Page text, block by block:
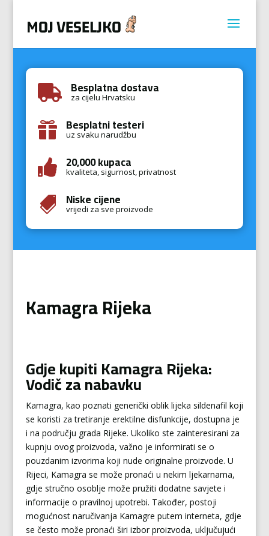
 Besplatna dostava
za cijelu Hrvatsku
 Besplatni testeri
uz svaku narudžbu
 20,000 kupaca
kvaliteta, sigurnost, privatnost
 Niske cijene
vrijedi za sve proizvode
Kamagra Rijeka
Gdje kupiti Kamagra Rijeka:
Vodič za nabavku
Kamagra, kao poznati generički oblik lijeka sildenafil koji
se koristi za tretiranje erektilne disfunkcije, dostupna je
i na području grada Rijeke. Ukoliko ste zainteresirani za
kupnju ovog proizvoda, važno je informirati se o
pouzdanim izvorima koji nude originalne proizvode. U
Rijeci, Kamagra se može pronaći u nekim ljekarnama,
gdje stručno osoblje može pružiti dodatne savjete i
informacije o pravilnoj upotrebi. Također, postoji
mogućnost naručivanja Kamagre putem interneta, gdje
se često može pronaći širi izbor proizvoda, uključujući